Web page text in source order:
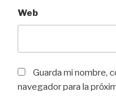
Web
Guarda mi nombre,
navegador para la